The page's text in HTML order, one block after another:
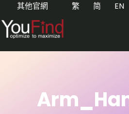
其他官網 EN
简
繁